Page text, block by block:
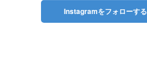
Instagramをフォローする